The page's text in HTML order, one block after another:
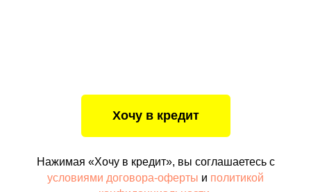
Нажимая «Хочу в кредит», вы соглашаетесь с
условиями договора-оферты и политикой